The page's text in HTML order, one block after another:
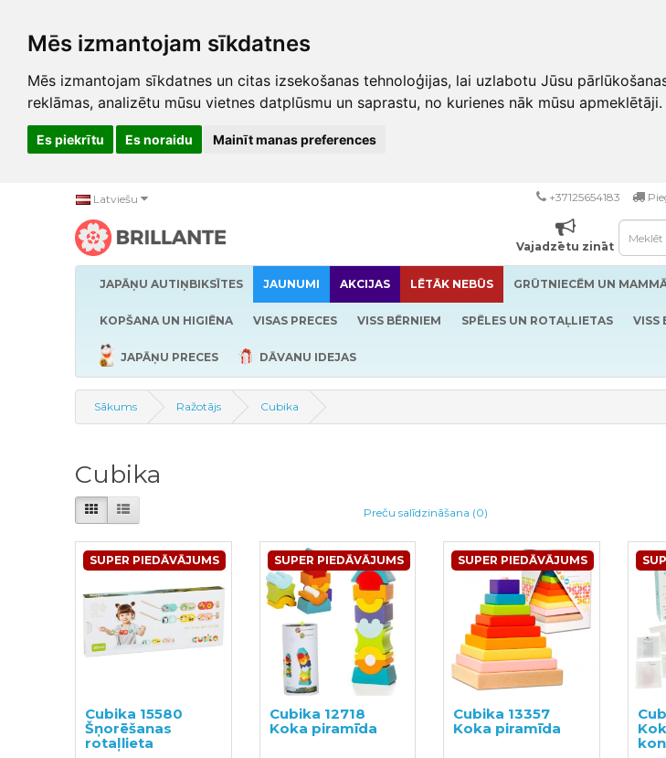
Mēs izmantojam sīkdatnes
Mēs izmantojam sīkdatnes un citas izsekošanas tehnoloģijas, lai uzlabotu Jūsu
reklāmas, analizētu mūsu vietnes datplūsmu un saprastu, no kurienes nāk mūsu apmeklētāji.
Es piekrītu Es noraidu Mainīt manas preferences
Latviešu +37125654183
Vajadzētu zināt
JAPĀŅU AUTIŅBIKSĪTES JAUNUMI AKCIJAS LĒTĀK NEBŪS GRŪTNIECĒM UN
KOPŠANA UN HIGIĒNA VISAS PRECES VISS BĒRNIEM SPĒLES UN ROTAĻLIETAS VISS
JAPĀŅU PRECES DĀVANU IDEJAS
Sākums Ražotājs Cubika
Cubika
Preču salīdzināšana (0)
SUPER PIEDĀVĀJUMS
Cubika 15580
Šņorēšanas
rotaļlieta
SUPER PIEDĀVĀJUMS
Cubika 12718
Koka piramīda
SUPER PIEDĀVĀJUMS
Cubika 13357
Koka piramīda